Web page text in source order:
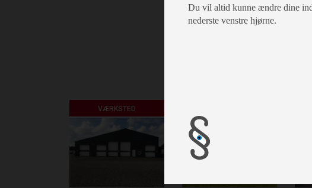
VÆRKSTED
Du vil altid kunne ændre dine
nederste venstre hjørne.